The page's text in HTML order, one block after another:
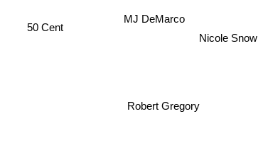
50 Cent
MJ DeMarco
Robert Gregory
Nicole Snow